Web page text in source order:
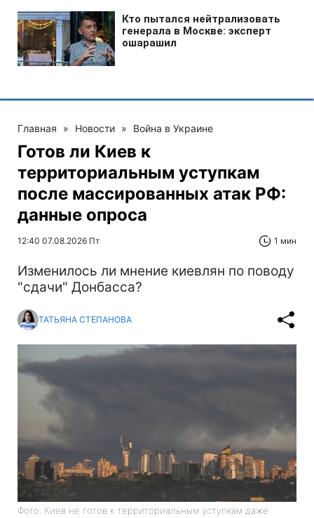
Главная » Новости » Война в Украине
Готов ли Киев к
территориальным уступкам
после массированных атак РФ:
данные опроса
12:40 07.08.2026 Пт 1 мин
Изменилось ли мнение киевлян по поводу
"сдачи" Донбасса?
ТАТЬЯНА СТЕПАНОВА
Фото: Киев не готов к территориальным уступкам даже